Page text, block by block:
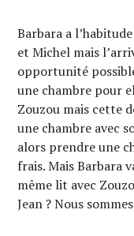
Barbara a
et Michel mais
opportunité
une chambre pour
Zouzou mais cette
une chambre avec
alors prendre une
frais. Mais Barbara
même lit avec
Jean ? Nous